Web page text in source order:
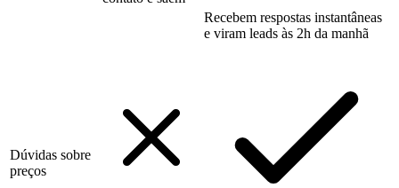
Recebem respostas instantâneas
e viram leads às 2h da manhã
Dúvidas sobre
preços